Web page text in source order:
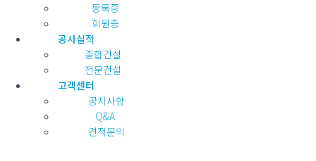
등록증
회원증
공사실적
종합건설
전문건설
고객센터
공지사항
Q&A
견적문의